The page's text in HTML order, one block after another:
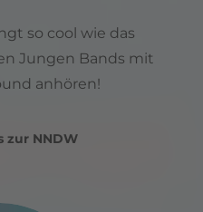
so cool wie das
Jungen Bands mit
anhören!
zur NNDW